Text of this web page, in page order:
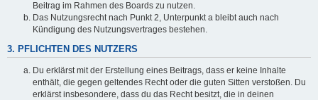
Beitrag im Rahmen des Boards zu nutzen.
Das Nutzungsrecht nach Punkt 2, Unterpunkt a bleibt auch nach
Kündigung des Nutzungsvertrages bestehen.
3. PFLICHTEN DES NUTZERS
Du erklärst mit der Erstellung eines Beitrags, dass er keine Inhalte
enthält, die gegen geltendes Recht oder die guten Sitten verstoßen. Du
erklärst insbesondere, dass du das Recht besitzt, die in deinen